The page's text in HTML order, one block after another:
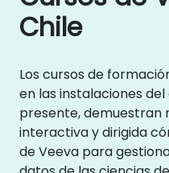
Chile
Los cursos de
en las instalaciones
presente,
interactiva y dirigida
de Veeva para